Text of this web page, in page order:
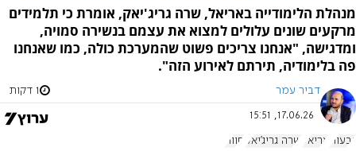
מנהלת הלימודייה באריאל, שרה גריג'יאק, אומרת כי תלמידים
מרקעים שונים עלולים למצוא את עצמם בנשירה סמויה,
ומדגישה, "אנחנו צריכים פשוט שהמערכת כולה, כמו שאנחנו
פה בלימודיה, תירתם לאירוע הזה".
דביר עמר 1 דקות
17.06.26, 15:51
גבעות אריאל שרה גריג'יאק חוות